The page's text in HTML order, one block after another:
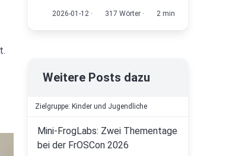
2026-01-12· 317 Wörter· 2 min
Weitere Posts dazu
Zielgruppe: Kinder und Jugendliche
Mini-FrogLabs: Zwei Thementage
bei der FrOSCon 2026